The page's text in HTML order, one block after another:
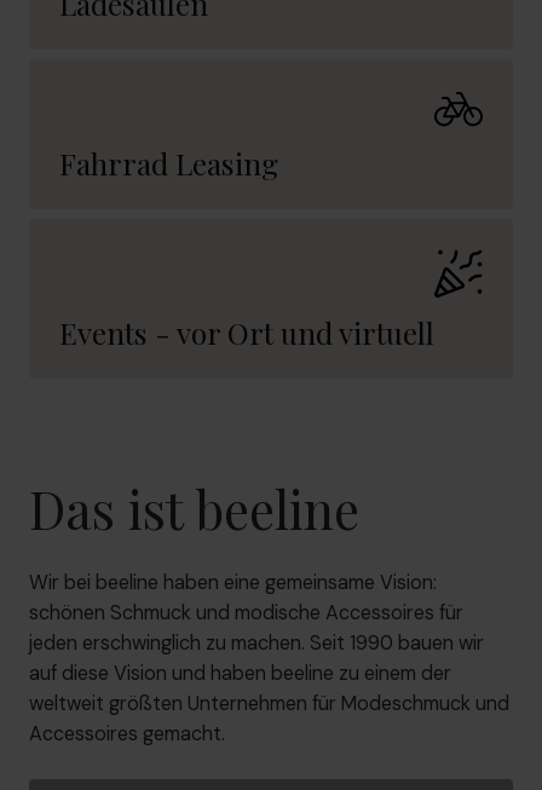
Fahrrad Leasing
Events - vor Ort und virtuell
Das ist beeline
Wir bei beeline haben eine gemeinsame Vision:
schönen Schmuck und modische Accessoires für
jeden erschwinglich zu machen. Seit 1990 bauen wir
auf diese Vision und haben beeline zu einem der
weltweit größten Unternehmen für Modeschmuck und
Accessoires gemacht.